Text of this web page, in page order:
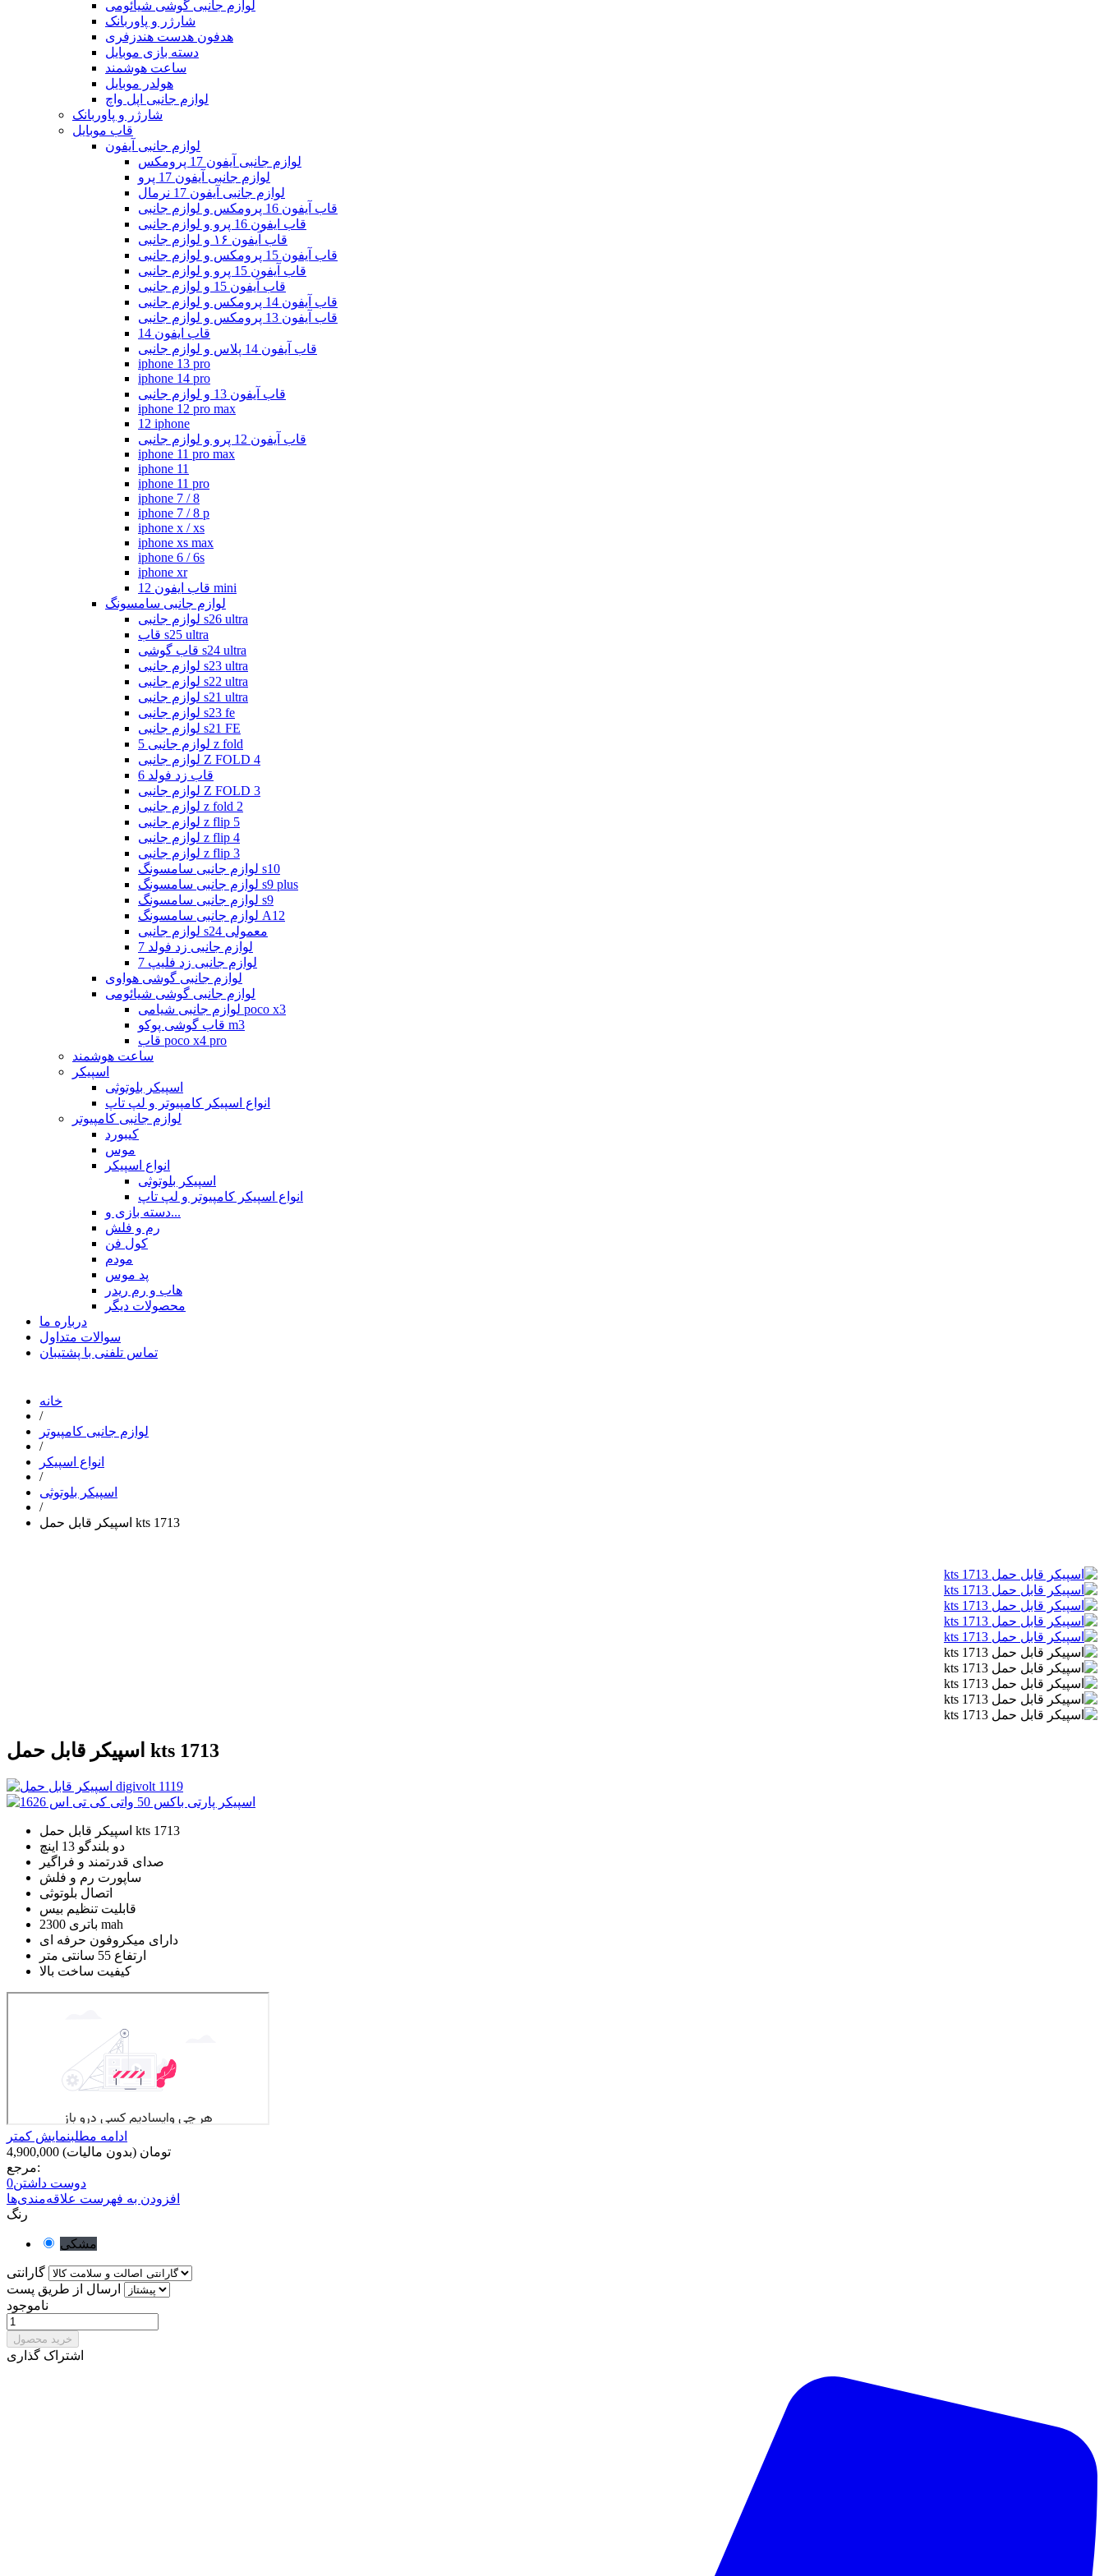
لوازم جانبی گوشی شیائومی
شارژر و پاوربانک
هدفون هدست هندزفری
دسته بازی موبایل
ساعت هوشمند
هولدر موبایل
لوازم جانبی اپل واچ
شارژر و پاوربانک
قاب موبایل
لوازم جانبی آیفون
لوازم جانبی آیفون 17 پرومکس
لوازم جانبی آیفون 17 پرو
لوازم جانبی آیفون 17 نرمال
قاب آیفون 16 پرومکس و لوازم جانبی
قاب ایفون 16 پرو و لوازم جانبی
قاب آیفون ۱۶ و لوازم جانبی
قاب آیفون 15 پرومکس و لوازم جانبی
قاب آیفون 15 پرو و لوازم جانبی
قاب آیفون 15 و لوازم جانبی
قاب آیفون 14 پرومکس و لوازم جانبی
قاب آیفون 13 پرومکس و لوازم جانبی
قاب ایفون 14
قاب آیفون 14 پلاس و لوازم جانبی
iphone 13 pro
iphone 14 pro
قاب آیفون 13 و لوازم جانبی
iphone 12 pro max
12 iphone
قاب آیفون 12 پرو و لوازم جانبی
iphone 11 pro max
iphone 11
iphone 11 pro
iphone 7 / 8
iphone 7 / 8 p
iphone x / xs
iphone xs max
iphone 6 / 6s
iphone xr
قاب ایفون 12 mini
لوازم جانبی سامسونگ
لوازم جانبی s26 ultra
قاب s25 ultra
قاب گوشی s24 ultra
لوازم جانبی s23 ultra
لوازم جانبی s22 ultra
لوازم جانبی s21 ultra
لوازم جانبی s23 fe
لوازم جانبی s21 FE
لوازم جانبی 5 z fold
لوازم جانبی Z FOLD 4
قاب زد فولد 6
لوازم جانبی Z FOLD 3
لوازم جانبی z fold 2
لوازم جانبی z flip 5
لوازم جانبی z flip 4
لوازم جانبی z flip 3
لوازم جانبی سامسونگ s10
لوازم جانبی سامسونگ s9 plus
لوازم جانبی سامسونگ s9
لوازم جانبی سامسونگ A12
لوازم جانبی s24 معمولی
لوازم جانبی زد فولد 7
لوازم جانبی زد فلیپ 7
لوازم جانبی گوشی هواوی
لوازم جانبی گوشی شیائومی
لوازم جانبی شیامی poco x3
قاب گوشی پوکو m3
قاب poco x4 pro
ساعت هوشمند
اسپیکر
اسپیکر بلوتوثی
انواع اسپیکر کامپیوتر و لپ تاپ
لوازم جانبی کامپیوتر
کیبورد
موس
انواع اسپیکر
اسپیکر بلوتوثی
انواع اسپیکر کامپیوتر و لپ تاپ
دسته بازی و...
رم و فلش
کول فن
مودم
پد موس
هاب و رم ریدر
محصولات دیگر
درباره ما
سوالات متداول
تماس تلفنی با پشتیبان
خانه
/
لوازم جانبی کامپیوتر
/
انواع اسپیکر
/
اسپیکر بلوتوثی
/
اسپیکر قابل حمل kts 1713
اسپیکر قابل حمل kts 1713
اسپیکر قابل حمل kts 1713
دو بلندگو 13 اینچ
صدای قدرتمند و فراگیر
ساپورت رم و فلش
اتصال بلوتوثی
قابلیت تنظیم بیس
باتری 2300 mah
دارای میکروفون حرفه ای
ارتفاع 55 سانتی متر
کیفیت ساخت بالا
ادامه مطلبنمایش کمتر
4,900,000 تومان (بدون مالیات)
مرجع:
دوست داشتن0
افزودن به فهرست علاقه‌مندی‌ها
رنگ
مشکی
گارانتی
ارسال از طریق پست
ناموجود
خرید محصول
اشتراک گذاری